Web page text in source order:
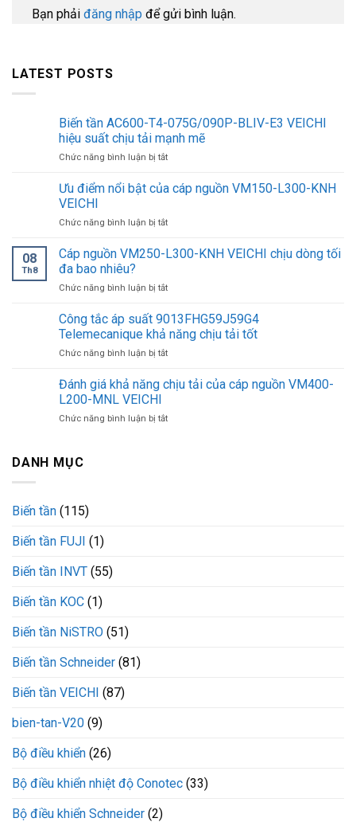
Bạn phải đăng nhập để gửi bình luận.
LATEST POSTS
Biến tần AC600-T4-075G/090P-BLIV-E3 VEICHI
hiệu suất chịu tải mạnh mẽ
Chức năng bình luận bị tắtở
tần
AC600-
075G/090P-
E3
suất
tải
mạnh
Ưu điểm nổi bật của cáp nguồn VM150-L300-KNH
VEICHI
Chức năng bình luận bị tắtở
điểm
của
nguồn
VM150-
KNH
08
Th8
Cáp nguồn VM250-L300-KNH VEICHI chịu dòng tối
đa bao nhiêu?
Chức năng bình luận bị tắtở
nguồn
VM250-
L300-
KNH
chịu
đa
Công tắc áp suất 9013FHG59J59G4
Telemecanique khả năng chịu tải tốt
Chức năng bình luận bị tắtở
tắc
9013FHG59J59G4
Đánh giá khả năng chịu tải của cáp nguồn VM400-
L200-MNL VEICHI
Chức năng bình luận bị tắtở
DANH MỤC
Biến tần (115)
Biến tần FUJI (1)
Biến tần INVT (55)
Biến tần KOC (1)
Biến tần NiSTRO (51)
Biến tần Schneider (81)
Biến tần VEICHI (87)
bien-tan-V20 (9)
Bộ điều khiển (26)
Bộ điều khiển nhiệt độ Conotec (33)
Bộ điều khiển Schneider (2)